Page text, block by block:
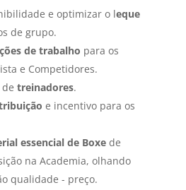
e optimizar o leque
de grupo.
de trabalho para os
e Competidores.
treinadores.
e incentivo para os
essencial de Boxede
na Academia, olhando
qualidade - preço.